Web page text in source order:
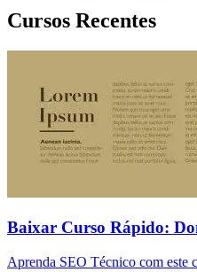
Cursos Recentes
Baixar Curso Rápido:
Aprenda SEO Técnico com este